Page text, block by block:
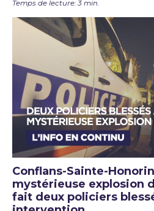
Temps de lecture: 3 min.
Conflans-Sainte-
mystérieuse explosion
fait deux policiers